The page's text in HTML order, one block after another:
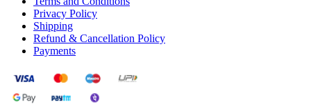
Privacy Policy
Shipping
Refund & Cancellation Policy
Payments